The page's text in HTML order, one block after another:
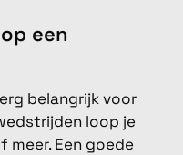
een
belangrijk voor
loop je
meer. Een goede